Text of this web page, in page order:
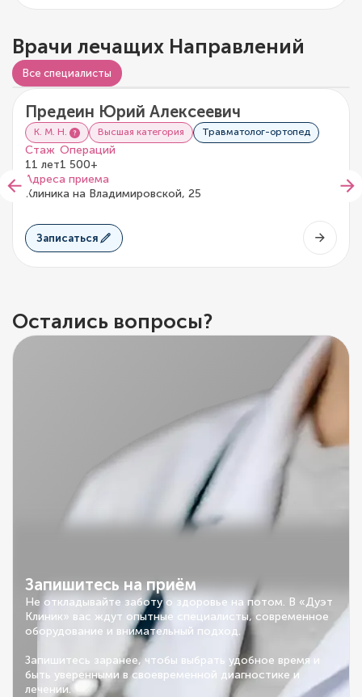
Врачи лечащих Направлений
Все специалисты
5/5
1 отзыв
Видео о враче
Предеин Юрий Алексеевич
К. М. Н. Высшая категория Травматолог-ортопед
Стаж
11 лет
Операций
1 500+
Адреса приема
Клиника на Владимировской, 25
Записаться
Остались вопросы?
Запишитесь на приём
Не откладывайте заботу о здоровье на потом. В «Дуэт
Клиник» вас ждут опытные специалисты, современное
оборудование и внимательный подход.
Запишитесь заранее, чтобы выбрать удобное время и
быть уверенными в своевременной диагностике и
лечении.